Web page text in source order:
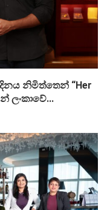
දිනය නිමිත්තෙන් “Her
ලංකාවේ...